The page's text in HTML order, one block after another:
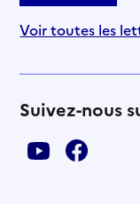
Voir toutes les
Suivez-nous